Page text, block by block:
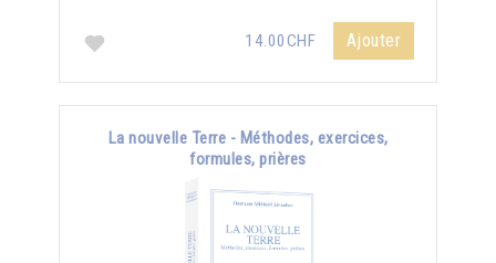
14.00CHF Ajouter
La nouvelle Terre - Méthodes, exercices,
formules, prières